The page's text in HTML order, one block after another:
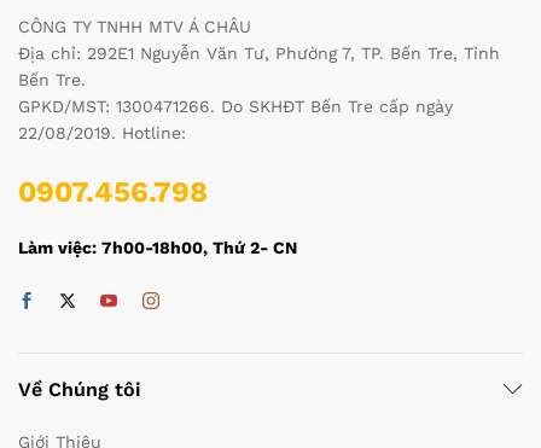
CÔNG TY TNHH MTV Á CHÂU
Địa chỉ: 292E1 Nguyễn Văn Tư, Phường 7, TP. Bến Tre, Tỉnh
Bến Tre.
GPKD/MST: 1300471266. Do SKHĐT Bến Tre cấp ngày
22/08/2019. Hotline:
0907.456.798
Làm việc: 7h00-18h00, Thứ 2- CN
Về Chúng tôi
Giới Thiệu